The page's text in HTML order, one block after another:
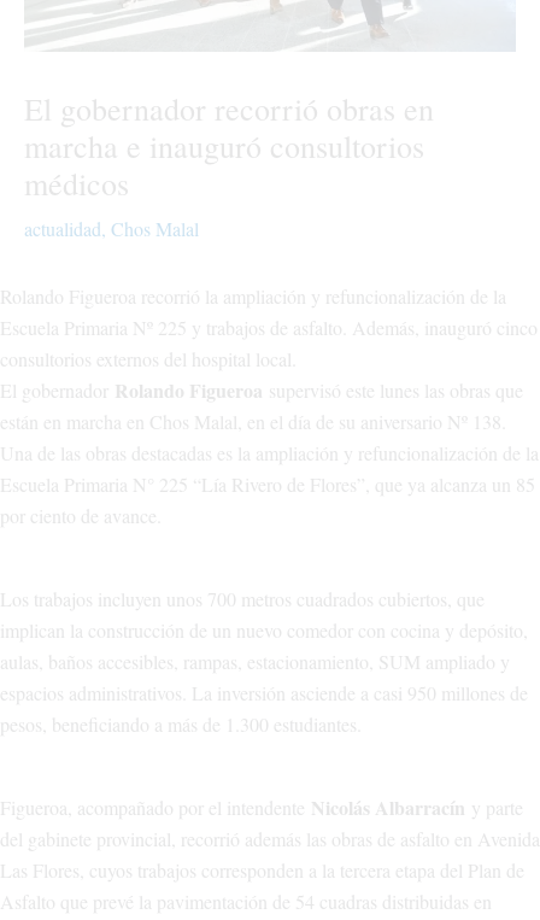
El gobernador recorrió obras en
marcha e inauguró consultorios
médicos
actualidad, Chos Malal
Rolando Figueroa recorrió la ampliación y refuncionalización de la
Escuela Primaria Nº 225 y trabajos de asfalto. Además, inauguró cinco
consultorios externos del hospital local.
El gobernador Rolando Figueroa supervisó este lunes las obras que
están en marcha en Chos Malal, en el día de su aniversario Nº 138.
Una de las obras destacadas es la ampliación y refuncionalización de la
Escuela Primaria N° 225 “Lía Rivero de Flores”, que ya alcanza un 85
por ciento de avance.
Los trabajos incluyen unos 700 metros cuadrados cubiertos, que
implican la construcción de un nuevo comedor con cocina y depósito,
aulas, baños accesibles, rampas, estacionamiento, SUM ampliado y
espacios administrativos. La inversión asciende a casi 950 millones de
pesos, beneficiando a más de 1.300 estudiantes.
Figueroa, acompañado por el intendente Nicolás Albarracín y parte
del gabinete provincial, recorrió además las obras de asfalto en Avenida
Las Flores, cuyos trabajos corresponden a la tercera etapa del Plan de
Asfalto que prevé la pavimentación de 54 cuadras distribuidas en